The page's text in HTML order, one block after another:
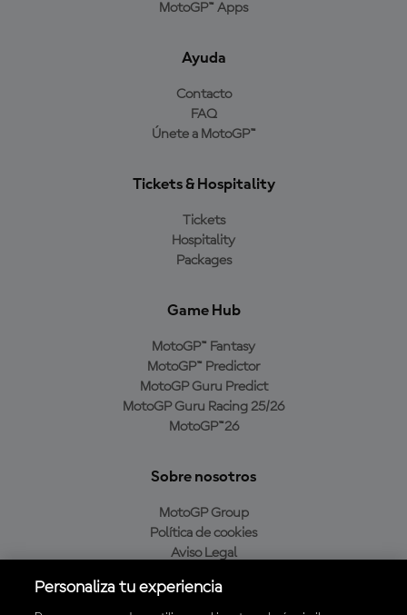
MotoGP™ Apps
Ayuda
Contacto
FAQ
Únete a MotoGP™
Tickets & Hospitality
Tickets
Hospitality
Packages
Game Hub
MotoGP™ Fantasy
MotoGP™ Predictor
MotoGP Guru Predict
MotoGP Guru Racing 25/26
MotoGP™26
Sobre nosotros
MotoGP Group
Política de cookies
Aviso Legal
Política de compra
Personaliza tu experiencia